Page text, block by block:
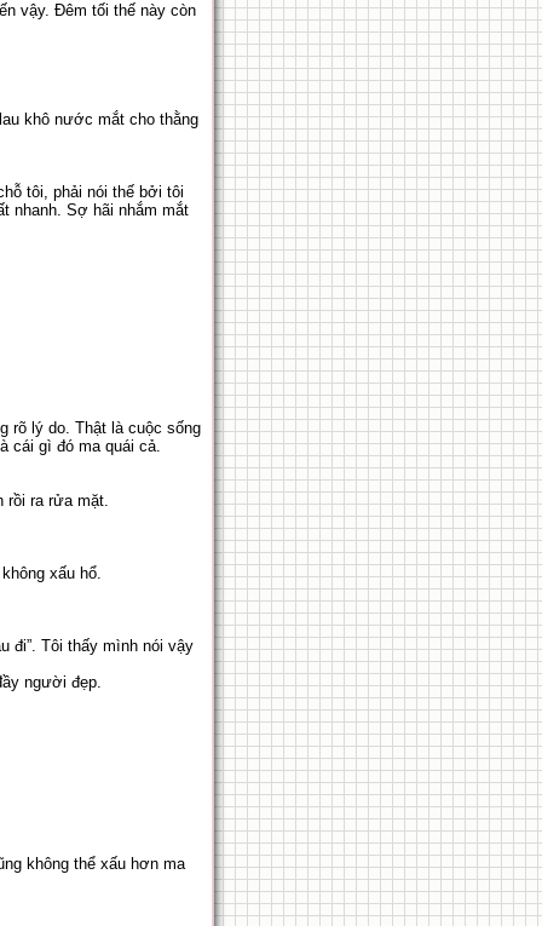
vậy. Đêm tối thế này còn
khô nước mắt cho thằng
tôi, phải nói thế bởi tôi
nhanh. Sợ hãi nhắm mắt
rõ lý do. Thật là cuộc sống
cái gì đó ma quái cả.
rồi ra rửa mặt.
xấu hổ.
đi”. Tôi thấy mình nói vậy
người đẹp.
không thể xấu hơn ma